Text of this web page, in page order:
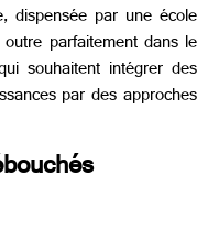
dispensée par une école
parfaitement dans le
souhaitent intégrer des
par des approches